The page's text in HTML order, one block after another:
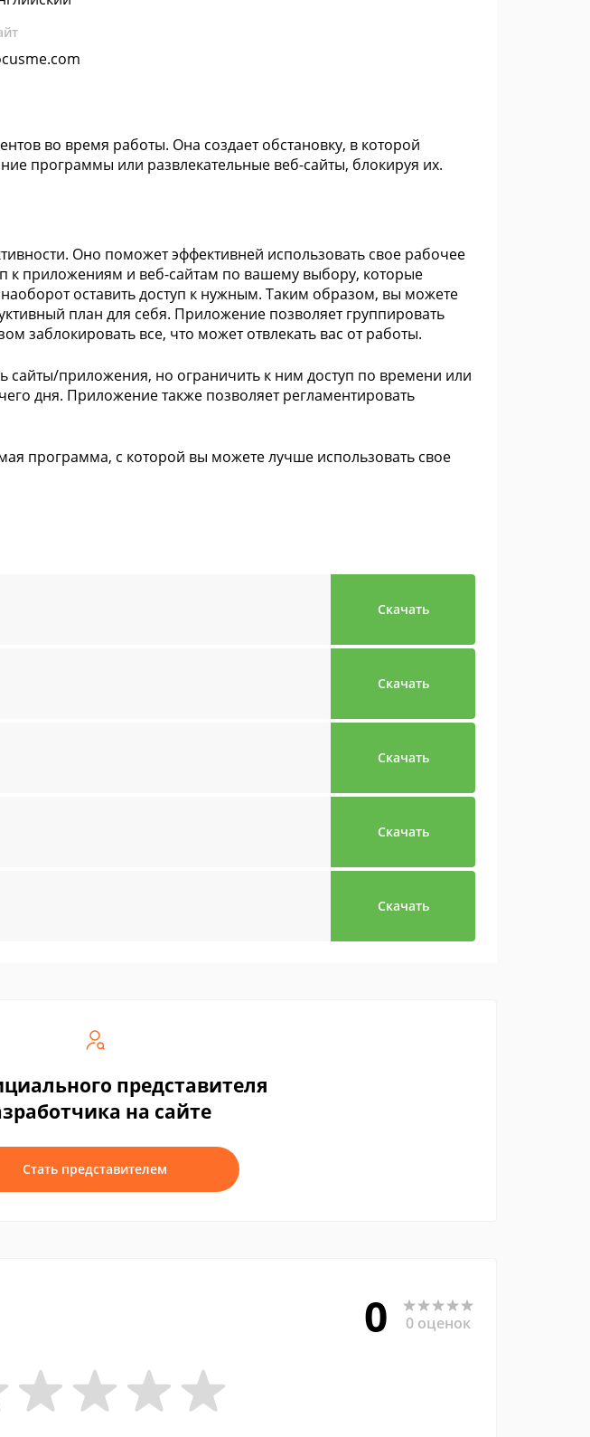
во время работы. Она создает обстановку, в которой
программы или развлекательные веб-сайты, блокируя их.
Оно поможет эффективней использовать свое рабочее
к приложениям и веб-сайтам по вашему выбору, которые
оставить доступ к нужным. Таким образом, вы можете
план для себя. Приложение позволяет группировать
заблокировать все, что может отвлекать вас от работы.
сайты/приложения, но ограничить к ним доступ по времени или
дня. Приложение также позволяет регламентировать
программа, с которой вы можете лучше использовать свое
Скачать
Скачать
Скачать
Скачать
Скачать
представителя
на сайте
Стать представителем
0 0 оценок